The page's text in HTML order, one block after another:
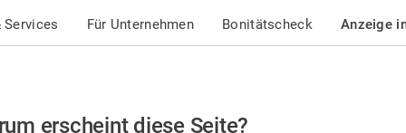
Services Für Unternehmen Bonitätscheck Anzeige
erscheint diese Seite?